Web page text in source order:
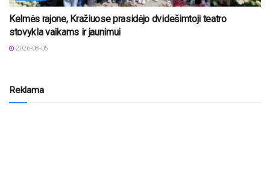
Kelmės rajone, Kražiuose prasidėjo dvidešimtoji teatro
stovykla vaikams ir jaunimui
2026-08-05
Reklama